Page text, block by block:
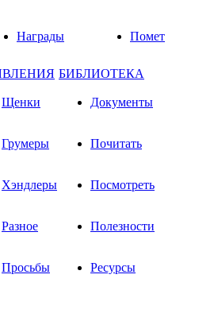
Награды Помет
БИБЛИОТЕКА
Щенки Документы
Грумеры Почитать
Хэндлеры Посмотреть
Разное Полезности
Просьбы Ресурсы